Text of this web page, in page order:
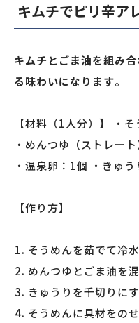
キムチでピリ辛ア
キムチとごま油を組み
る味わいになります。
【材料（1人分）】 ・
・めんつゆ（ストレー
・温泉卵：1個 ・きゅ
【作り方】
そうめんを茹でて冷
めんつゆとごま油を
きゅうりを千切りに
そうめんに具材をの